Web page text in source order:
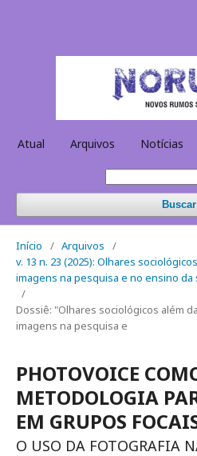
Atual Arquivos Notícias
Buscar
Início / Arquivos
/
v. 13 n. 23 (2025): Olhares
imagens na pesquisa e no ensino da
/
Dossiê: "Olhares sociológicos além
imagens na pesquisa e
PHOTOVOICE
METODOLOGIA
EM GRUPOS
O USO DA FOTOGRAFIA